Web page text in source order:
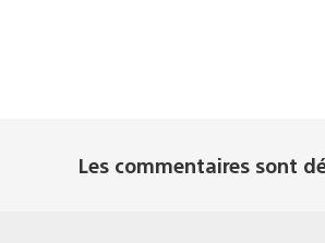
Les commentaires sont